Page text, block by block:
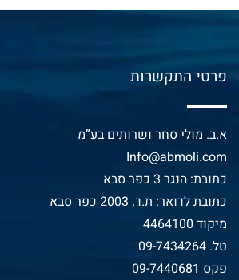
פרטי התקשרות
א.ב. מולי סחר ושרותים בע”מ
Info@abmoli.com
כתובת: הנגר 3 כפר סבא
כתובת לדואר: ת.ד. 2003 כפר סבא
מיקוד 4464100
טל. 09-7434264
פקס 09-7440681